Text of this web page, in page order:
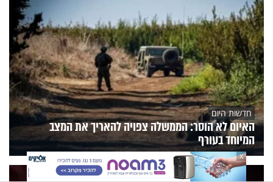
חדשות היום
האיום לא הוסר: הממשלה צפויה להאריך את המצב
המיוחד בעורף
X